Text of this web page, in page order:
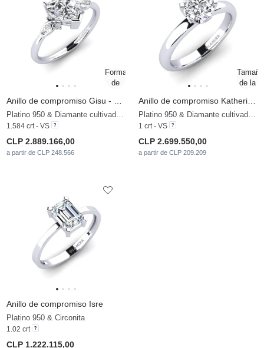
1.584 crt - VS
CLP 2.889.166,00
a partir de CLP 248.566
1 crt - VS
CLP 2.699.550,00
a partir de CLP 209.209
Anillo de compromiso Isre
Platino 950 & Circonita
1.02 crt
CLP 1.222.115,00